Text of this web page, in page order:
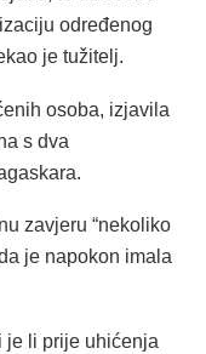
određenog
je tužitelj.
osoba, izjavila
s dva
zavjeru “nekoliko
je napokon imala
je li prije uhićenja